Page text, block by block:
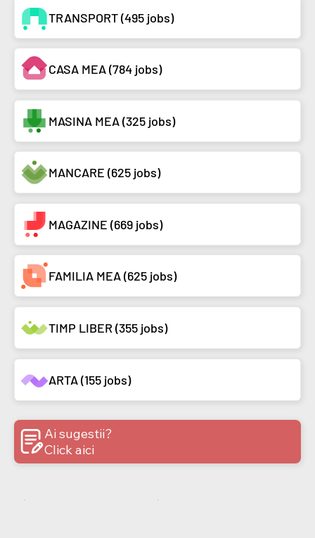
TRANSPORT (495 jobs)
CASA MEA (784 jobs)
MASINA MEA (325 jobs)
MANCARE (625 jobs)
MAGAZINE (669 jobs)
FAMILIA MEA (625 jobs)
TIMP LIBER (355 jobs)
ARTA (155 jobs)
Ai sugestii?
Click aici